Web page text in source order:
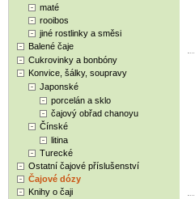
maté
rooibos
jiné rostlinky a směsi
Balené čaje
Cukrovinky a bonbóny
Konvice, šálky, soupravy
Japonské
porcelán a sklo
čajový obřad chanoyu
Čínské
litina
Turecké
Ostatní čajové příslušenství
Čajové dózy
Knihy o čaji